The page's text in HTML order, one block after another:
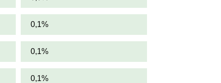
0,1%
0,1%
0,1%